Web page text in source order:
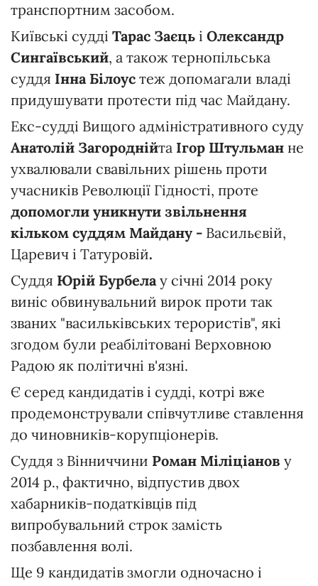
транспортним засобом.
Київські судді Тарас Заєць і Олександр
Сингаївський, а також тернопільська
суддя Інна Білоус теж допомагали владі
придушувати протести під час Майдану.
Екс-судді Вищого адміністративного суду
Анатолій Загороднійта Ігор Штульман не
ухвалювали свавільних рішень проти
учасників Революції Гідності, проте
допомогли уникнути звільнення
кільком суддям Майдану - Васильєвій,
Царевич і Татуровій.
Суддя Юрій Бурбелау січні 2014 року
виніс обвинувальний вирок проти так
званих "васильківських терористів", які
згодом були реабілітовані Верховною
Радою як політичні в'язні.
Є серед кандидатів і судді, котрі вже
продемонстрували співчутливе ставлення
до чиновників-корупціонерів.
Суддя з Вінниччини Роман Міліціанов у
2014 р., фактично, відпустив двох
хабарників-податківців під
випробувальний строк замість
позбавлення волі.
Ще 9 кандидатів змогли одночасно і